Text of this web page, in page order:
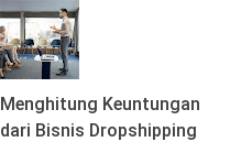
Menghitung Keuntungan
dari Bisnis Dropshipping